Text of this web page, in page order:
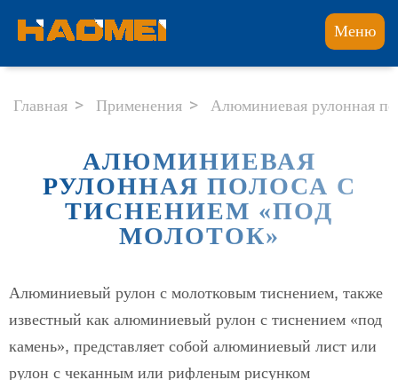
Меню
Главная Применения Алюминиевая рулонная
АЛЮМИНИЕВАЯ
РУЛОННАЯ ПОЛОСА С
ТИСНЕНИЕМ «ПОД
МОЛОТОК»
Алюминиевый рулон с молотковым тиснением, также
известный как алюминиевый рулон с тиснением «под
камень», представляет собой алюминиевый лист или
рулон с чеканным или рифленым рисунком